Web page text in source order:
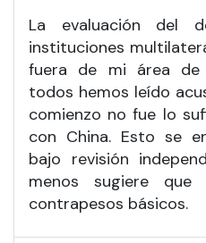
La evaluación del
instituciones
fuera de mi área de
todos hemos leído
comienzo no fue lo
con China. Esto se
bajo revisión
menos sugiere
contrapesos básicos.